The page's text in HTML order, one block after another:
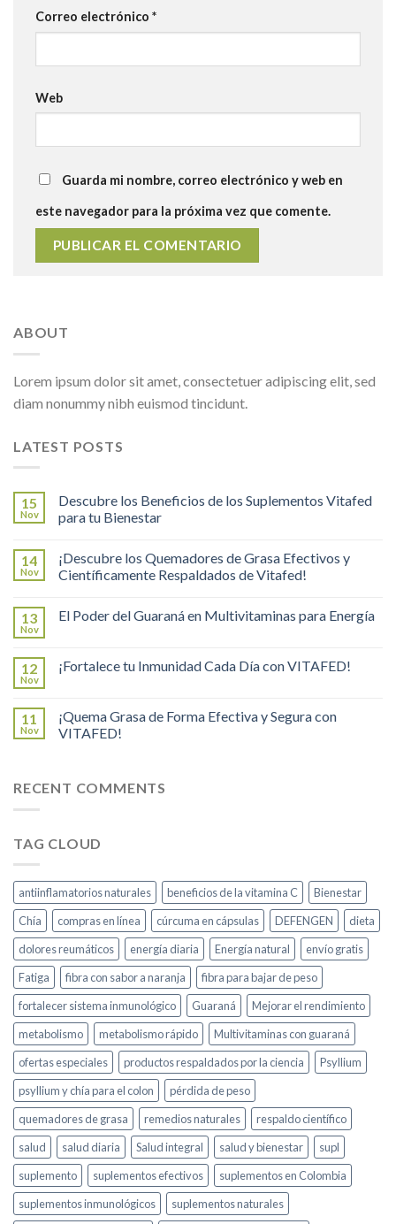
Correo electrónico *
Web
Guarda mi nombre, correo electrónico y web en
este navegador para la próxima vez que comente.
ABOUT
Lorem ipsum dolor sit amet, consectetuer adipiscing elit, sed
diam nonummy nibh euismod tincidunt.
LATEST POSTS
15
Nov
Descubre los Beneficios de los Suplementos Vitafed
para tu Bienestar
14
Nov
¡Descubre los Quemadores de Grasa Efectivos y
Científicamente Respaldados de Vitafed!
13
Nov
El Poder del Guaraná en Multivitaminas para Energía
12
Nov
¡Fortalece tu Inmunidad Cada Día con VITAFED!
11
Nov
¡Quema Grasa de Forma Efectiva y Segura con
VITAFED!
RECENT COMMENTS
TAG CLOUD
antiinflamatorios naturales beneficios de la vitamina C
Bienestar
Chía
compras en línea cúrcuma en cápsulas DEFENGEN
dieta
dolores reumáticos
energía diaria Energía natural
envío gratis
Fatiga
fibra con sabor a naranja
fibra para bajar de peso
fortalecer sistema inmunológico
Guaraná
Mejorar el rendimiento
metabolismo
metabolismo rápido
Multivitaminas con guaraná
ofertas especiales
productos respaldados por la ciencia
Psyllium
psyllium y chía para el colon
pérdida de peso
quemadores de grasa
remedios naturales
respaldo científico
salud
salud diaria Salud integral salud y bienestar
supl
suplemento
suplementos efectivos
suplementos en Colombia
suplementos inmunológicos
suplementos naturales